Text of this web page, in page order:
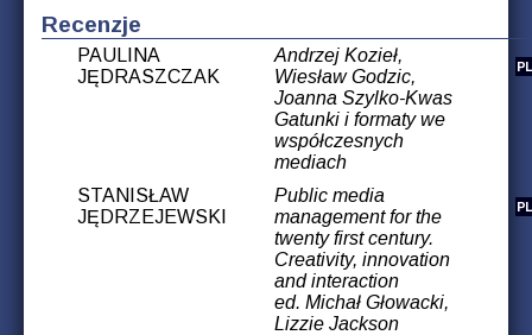
Recenzje
PAULINA
JĘDRASZCZAK
Andrzej Kozieł,
Wiesław Godzic,
Joanna Szylko-Kwas
Gatunki i formaty we
współczesnych
mediach
STANISŁAW
JĘDRZEJEWSKI
Public media
management for the
twenty first century.
Creativity, innovation
and interaction
ed. Michał Głowacki,
Lizzie Jackson